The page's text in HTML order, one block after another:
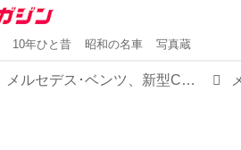
10年ひと昔 昭和の名車 写真蔵
メルセデス･ベンツ、新型CクラスBEVを発表。「究極の電動ミドルセダン」としてSクラスに迫るか？